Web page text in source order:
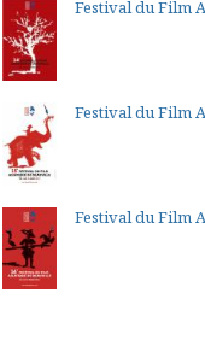
Festival du Film
Festival du Film
Festival du Film